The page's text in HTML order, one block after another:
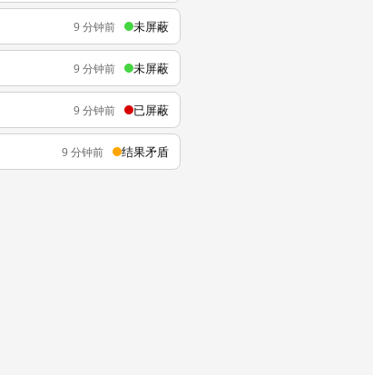
9 分钟前 未屏蔽
9 分钟前 未屏蔽
9 分钟前 已屏蔽
9 分钟前 结果矛盾